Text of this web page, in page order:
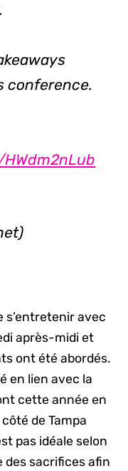
conference.
s’entretenir avec
après-midi et
ont été abordés.
en lien avec la
cette année en
de Tampa
pas idéale selon
des sacrifices afin